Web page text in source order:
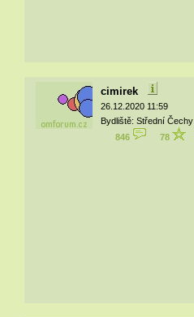
cimirek
26.12.2020 11:59
Bydliště: Střední Čechy
846
78